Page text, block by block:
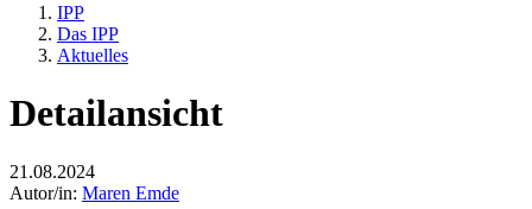
IPP
Das IPP
Aktuelles
Detailansicht
21.08.2024
Autor/in: Maren Emde